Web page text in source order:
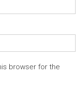
browser for the